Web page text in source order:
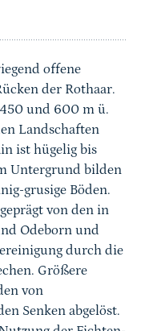
offene
der Rothaar.
450 und 600 m ü.
Landschaften
ist hügelig bis
Untergrund bilden
grusige Böden.
von den in
Odeborn und
durch die
Größere
von
Senken abgelöst.